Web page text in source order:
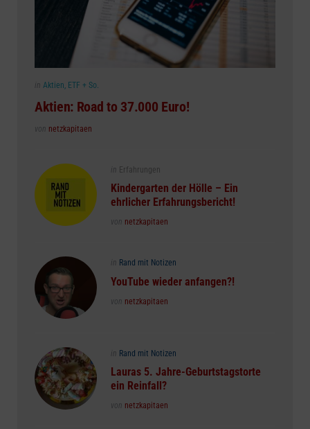
Posted
in Aktien, ETF + So.
Aktien: Road to 37.000 Euro!
Posted
von netzkapitaen
Posted
in Erfahrungen
Kindergarten der Hölle – Ein
ehrlicher Erfahrungsbericht!
Posted
von netzkapitaen
Posted
in Rand mit Notizen
YouTube wieder anfangen?!
Posted
von netzkapitaen
Posted
in Rand mit Notizen
Lauras 5. Jahre-Geburtstagstorte
ein Reinfall?
Posted
von netzkapitaen